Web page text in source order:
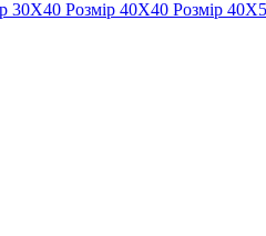
30Х40 Розмір 40Х40 Розмір